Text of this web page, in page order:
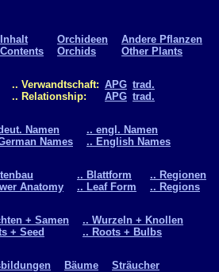
Inhalt
Contents
Orchideen
Orchids
Andere Pflanzen
Other Plants
.. Verwandtschaft:
.. Relationship:
APG
APG
trad.
trad.
Namen
Names
.. engl. Namen
.. English Names
Anatomy
.. Blattform
.. Leaf Form
.. Regionen
.. Regions
+ Samen
+ Seed
.. Wurzeln + Knollen
.. Roots + Bulbs
Bäume
Sträucher